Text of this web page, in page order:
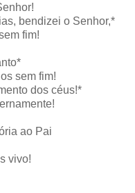
bendizei o Senhor,*
fim!
sem fim!
dos céus!*
ao Pai
vivo!